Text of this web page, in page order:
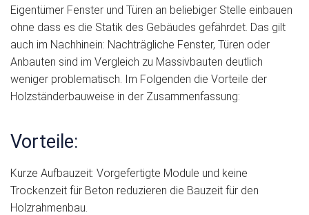
Eigentümer Fenster und Türen an beliebiger Stelle einbauen
ohne dass es die Statik des Gebäudes gefährdet. Das gilt
auch im Nachhinein: Nachträgliche Fenster, Türen oder
Anbauten sind im Vergleich zu Massivbauten deutlich
weniger problematisch. Im Folgenden die Vorteile der
Holzständerbauweise in der Zusammenfassung:
Vorteile:
Kurze Aufbauzeit: Vorgefertigte Module und keine
Trockenzeit für Beton reduzieren die Bauzeit für den
Holzrahmenbau.